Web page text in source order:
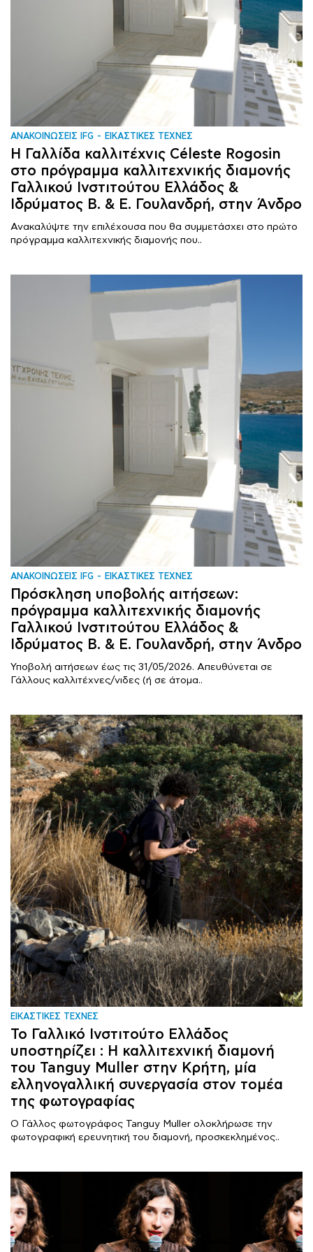
ΑΝΑΚΟΙΝΩΣΕΙΣ IFG ΕΙΚΑΣΤΙΚΕΣ ΤΕΧΝΕΣ
Η Γαλλίδα καλλιτέχνις Céleste Rogosin
στο πρόγραμμα καλλιτεχνικής διαμονής
Γαλλικού Ινστιτούτου Ελλάδος &
Ιδρύματος Β. & Ε. Γουλανδρή, στην Άνδρο
Ανακαλύψτε την επιλέχουσα που θα συμμετάσχει στο πρώτο
πρόγραμμα καλλιτεχνικής διαμονής που..
ΑΝΑΚΟΙΝΩΣΕΙΣ IFG ΕΙΚΑΣΤΙΚΕΣ ΤΕΧΝΕΣ
Πρόσκληση υποβολής αιτήσεων:
πρόγραμμα καλλιτεχνικής διαμονής
Γαλλικού Ινστιτούτου Ελλάδος &
Ιδρύματος Β. & Ε. Γουλανδρή, στην Άνδρο
Υποβολή αιτήσεων έως τις 31/05/2026. Απευθύνεται σε
Γάλλους καλλιτέχνες/νιδες (ή σε άτομα..
ΕΙΚΑΣΤΙΚΕΣ ΤΕΧΝΕΣ
Το Γαλλικό Ινστιτούτο Ελλάδος
υποστηρίζει : Η καλλιτεχνική διαμονή
του Tanguy Muller στην Κρήτη, μία
ελληνογαλλική συνεργασία στον τομέα
της φωτογραφίας
Ο Γάλλος φωτογράφος Tanguy Muller ολοκλήρωσε την
φωτογραφική ερευνητική του διαμονή, προσκεκλημένος..